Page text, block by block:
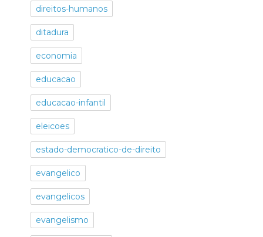
direitos-humanos
ditadura
economia
educacao
educacao-infantil
eleicoes
estado-democratico-de-direito
evangelico
evangelicos
evangelismo